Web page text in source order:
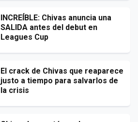
INCREÍBLE: Chivas anuncia una
SALIDA antes del debut en
Leagues Cup
El crack de Chivas que reaparece
justo a tiempo para salvarlos de
la crisis